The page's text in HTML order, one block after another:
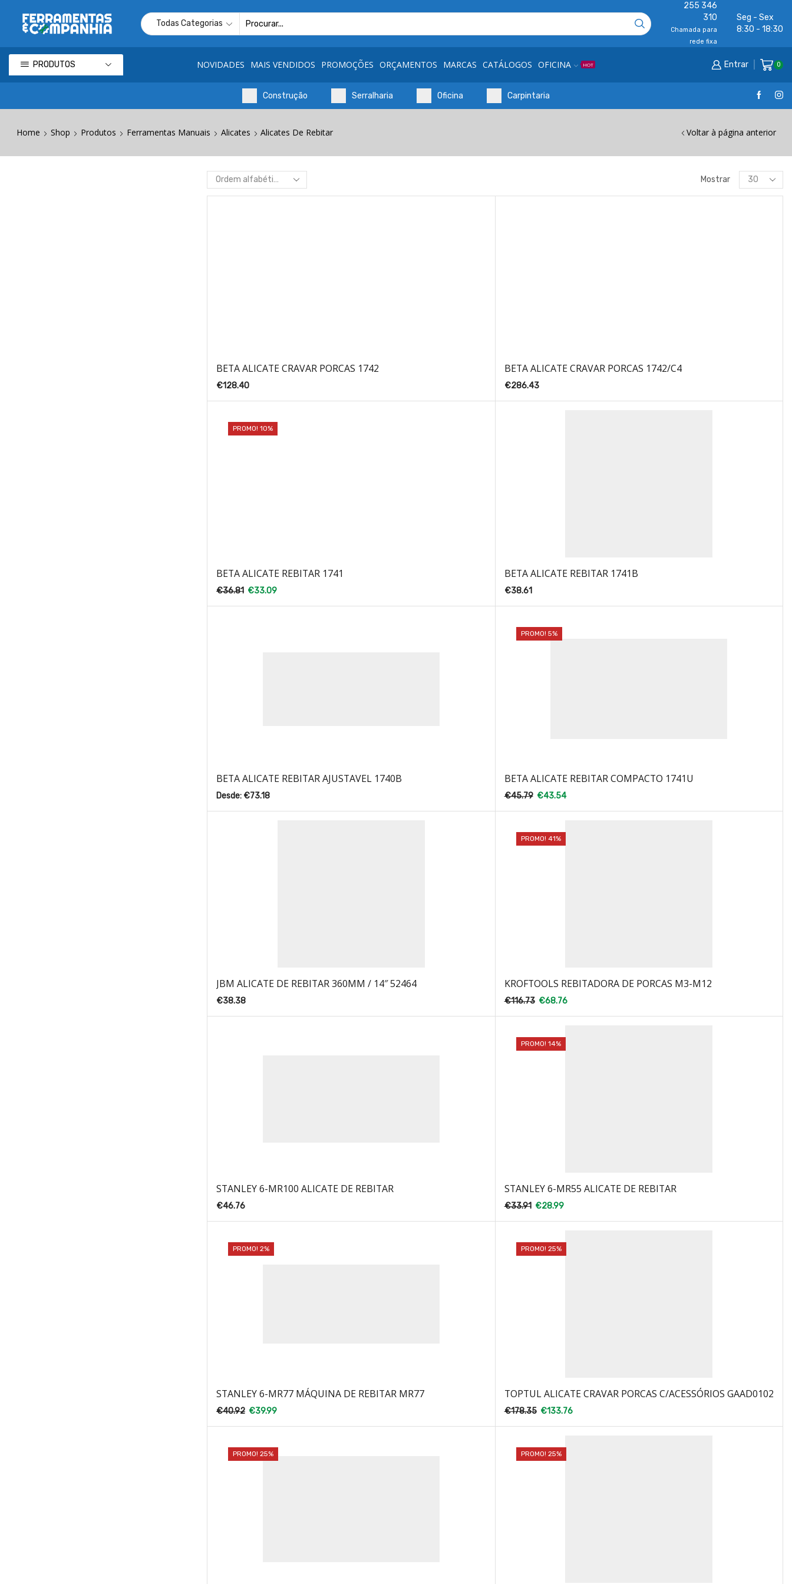
255 346
310
Chamada para
rede fixa
Seg - Sex
8:30 - 18:30
PRODUTOS NOVIDADES MAIS VENDIDOS PROMOÇÕES ORÇAMENTOS MARCAS CATÁLOGOS OFICINA HOT Entrar 0
Construção Serralharia Oficina Carpintaria
Home Shop Produtos Ferramentas Manuais Alicates Alicates De Rebitar Voltar à página anterior
Mostrar
Products
per
BETA ALICATE CRAVAR PORCAS 1742
€128.40
BETA ALICATE CRAVAR PORCAS 1742/C4
€286.43
PROMO! 10%
BETA ALICATE REBITAR 1741
€36.81 €33.09
BETA ALICATE REBITAR 1741B
€38.61
BETA ALICATE REBITAR AJUSTAVEL 1740B
Desde: €73.18
PROMO! 5%
BETA ALICATE REBITAR COMPACTO 1741U
€45.79 €43.54
JBM ALICATE DE REBITAR 360MM / 14″ 52464
€38.38
PROMO! 41%
KROFTOOLS REBITADORA DE PORCAS M3-M12
€116.73 €68.76
STANLEY 6-MR100 ALICATE DE REBITAR
€46.76
PROMO! 14%
STANLEY 6-MR55 ALICATE DE REBITAR
€33.91 €28.99
PROMO! 2%
STANLEY 6-MR77 MÁQUINA DE REBITAR MR77
€40.92 €39.99
PROMO! 25%
TOPTUL ALICATE CRAVAR PORCAS C/ACESSÓRIOS GAAD0102
€178.35 €133.76
PROMO! 25% PROMO! 25%